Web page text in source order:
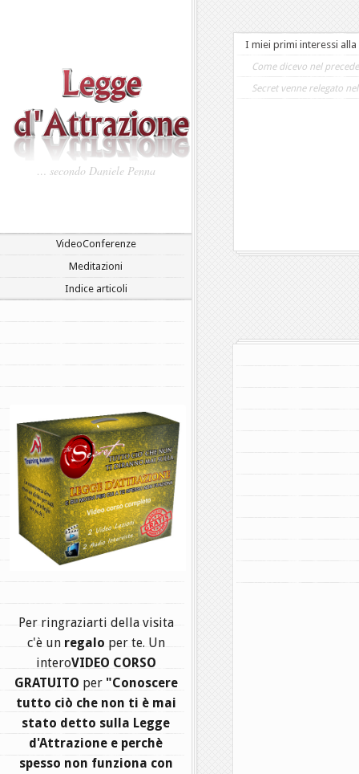
… secondo Daniele Penna
VideoConferenze
Meditazioni
Indice articoli
.
Per ringraziarti della visita
c'è un regalo per te. Un
interoVIDEO CORSO
GRATUITO per "Conoscere
tutto ciò che non ti è mai
stato detto sulla Legge
d'Attrazione e perchè
spesso non funziona con
I miei primi interessi alla
Come dicevo nel
Secret venne relegato